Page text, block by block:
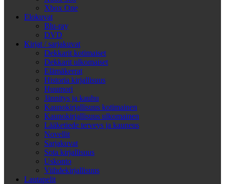
Xbox One
Elokuvat
Blu-ray
DVD
Kirjat / sarjakuvat
Dekkarit kotimaiset
Dekkarit ulkomaiset
Elämäkerrat
Historia kirjallisuus
Huumori
Jännitys ja kauhu
Kaunokirjallisuus kotimainen
Kaunokirjallisuus ulkomainen
Lääketiede terveys ja kauneus
Novellit
Sarjakuvat
Sota kirjallisuus
Uskonto
Viihdekirjallisuus
Lautapelit